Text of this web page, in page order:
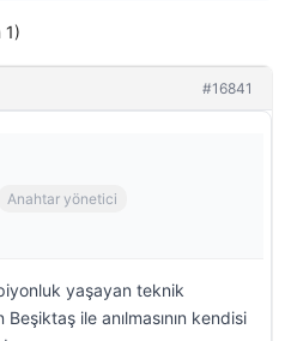
1)
#16841
Anahtar yönetici
yaşayan teknik
ile anılmasının kendisi